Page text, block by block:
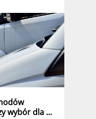
wybór dla ...